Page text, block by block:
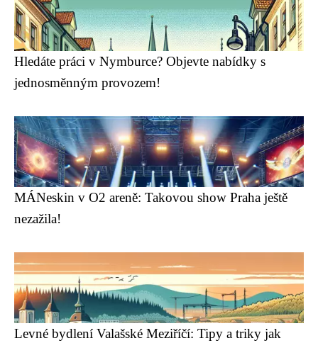
Hledáte práci v Nymburce? Objevte nabídky s
jednosměnným provozem!
MÁNeskin v O2 areně: Takovou show Praha ještě
nezažila!
Levné bydlení Valašské Meziříčí: Tipy a triky jak